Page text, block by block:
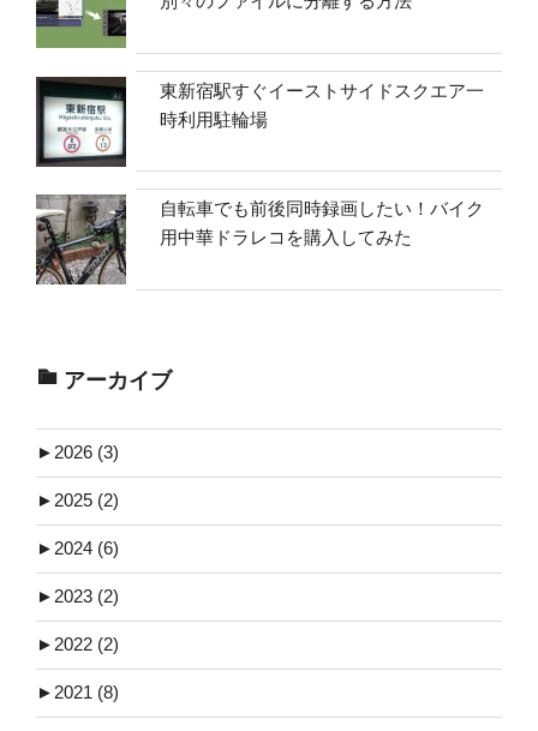
東新宿駅すぐイーストサイドスクエア一
時利用駐輪場
自転車でも前後同時録画したい！バイク
用中華ドラレコを購入してみた
アーカイブ
►2026 (3)
►2025 (2)
►2024 (6)
►2023 (2)
►2022 (2)
►2021 (8)